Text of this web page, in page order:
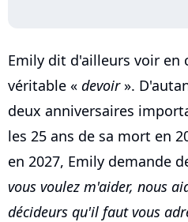
Emily dit d'ailleurs voir en
véritable « devoir».
deux anniversaires
les 25 ans de sa mort en
en 2027, Emily demande
vous voulez m'aider, nous
décideurs qu'il faut vous